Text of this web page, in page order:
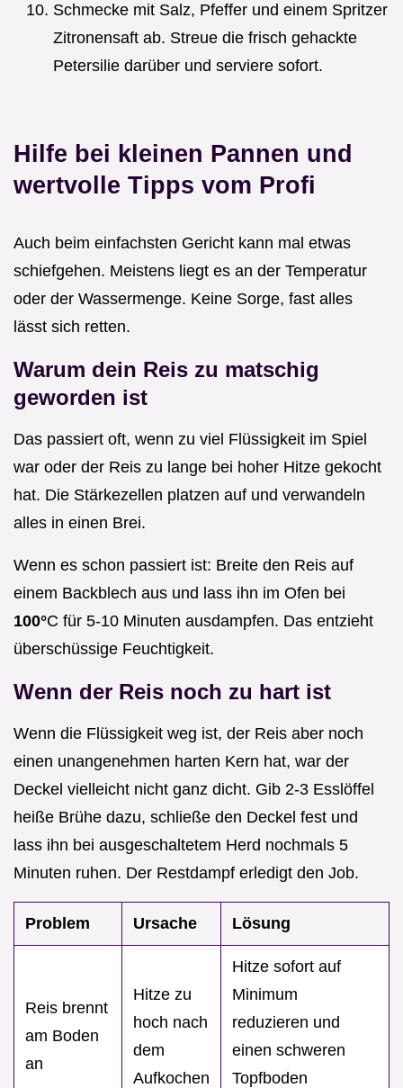
Schmecke mit Salz, Pfeffer und einem Spritzer
Zitronensaft ab. Streue die frisch gehackte
Petersilie darüber und serviere sofort.
Hilfe bei kleinen Pannen und
wertvolle Tipps vom Profi
Auch beim einfachsten Gericht kann mal etwas
schiefgehen. Meistens liegt es an der Temperatur
oder der Wassermenge. Keine Sorge, fast alles
lässt sich retten.
Warum dein Reis zu matschig
geworden ist
Das passiert oft, wenn zu viel Flüssigkeit im Spiel
war oder der Reis zu lange bei hoher Hitze gekocht
hat. Die Stärkezellen platzen auf und verwandeln
alles in einen Brei.
Wenn es schon passiert ist: Breite den Reis auf
einem Backblech aus und lass ihn im Ofen bei
100°C für 5-10 Minuten ausdampfen. Das entzieht
überschüssige Feuchtigkeit.
Wenn der Reis noch zu hart ist
Wenn die Flüssigkeit weg ist, der Reis aber noch
einen unangenehmen harten Kern hat, war der
Deckel vielleicht nicht ganz dicht. Gib 2-3 Esslöffel
heiße Brühe dazu, schließe den Deckel fest und
lass ihn bei ausgeschaltetem Herd nochmals 5
Minuten ruhen. Der Restdampf erledigt den Job.
Problem Ursache Lösung
Reis brennt
am Boden
an
Hitze zu
hoch nach
dem
Aufkochen
Hitze sofort auf
Minimum
reduzieren und
einen schweren
Topfboden